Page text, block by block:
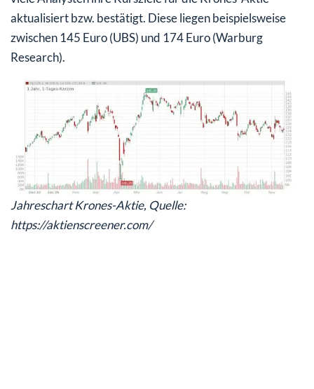
aktualisiert bzw. bestätigt. Diese liegen beispielsweise
zwischen 145 Euro (UBS) und 174 Euro (Warburg
Research).
Jahreschart Krones-Aktie, Quelle:
https://aktienscreener.com/